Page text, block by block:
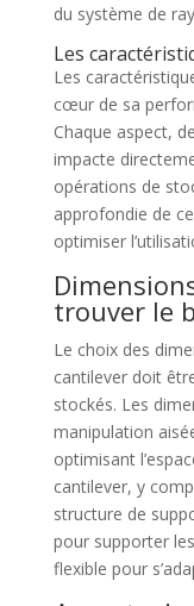
du système de
Les
Les
cœur de sa
Chaque aspect,
impacte
opérations de
approfondie de
optimiser
trouver le
Le choix des
cantilever doit
stockés. Les
manipulation
optimisant
cantilever, y
structure de
pour supporter
flexible pour